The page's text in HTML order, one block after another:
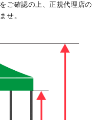
ご確認の上、正規代理店の
せ。